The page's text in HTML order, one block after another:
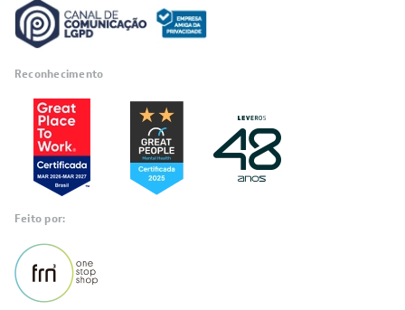
Reconhecimento
Feito por: